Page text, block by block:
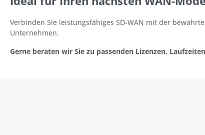
Verbinden Sie leistungsfähiges SD-WAN mit der
Unternehmen.
Gerne beraten wir Sie zu passenden Lizenzen,